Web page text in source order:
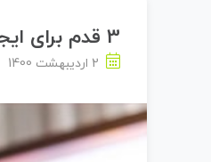
3 قدم برای ایجاد یک بیزینس Dropshipping آنلاین موفق ?
2 اردیبهشت 1400